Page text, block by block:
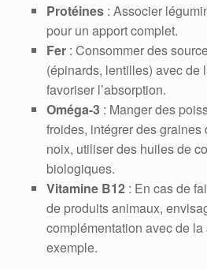
Protéines : Associer
pour un apport complet.
Fer : Consommer des
(épinards, lentilles) avec de
favoriser l’absorption.
Oméga-3 : Manger des
froides, intégrer des
noix, utiliser des huiles de
biologiques.
Vitamine B12 : En cas de
de produits animaux,
complémentation avec de
exemple.